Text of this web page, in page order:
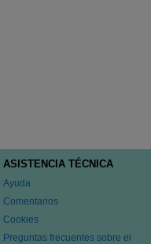
ASISTENCIA TÉCNICA
Ayuda
Comentarios
Cookies
Preguntas frecuentes sobre el